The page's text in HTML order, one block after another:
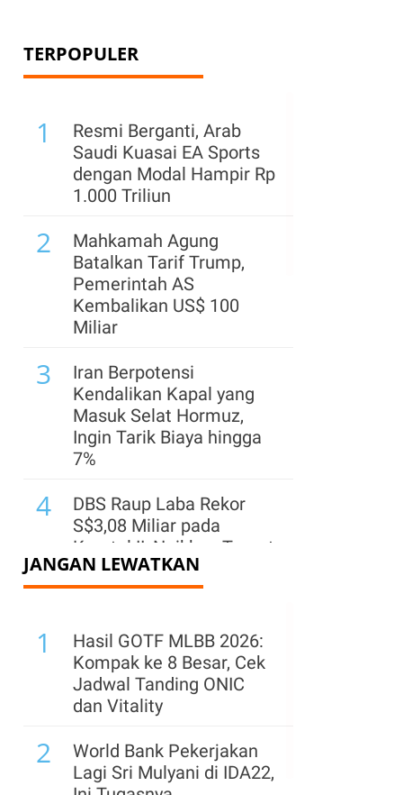
TERPOPULER
1
Resmi Berganti, Arab
Saudi Kuasai EA Sports
dengan Modal Hampir Rp
1.000 Triliun
2
Mahkamah Agung
Batalkan Tarif Trump,
Pemerintah AS
Kembalikan US$ 100
Miliar
3
Iran Berpotensi
Kendalikan Kapal yang
Masuk Selat Hormuz,
Ingin Tarik Biaya hingga
7%
4
DBS Raup Laba Rekor
S$3,08 Miliar pada
Kuartal II, Naikkan Target
2026
Turun Kamis (6/8) Pagi,
Brent ke US$ 79,08 & WTI
ke US$ 74,69
Trump Ungkap Sinyal
Positif dari Negosiasi
AS-Iran, Apa Isinya?
JANGAN LEWATKAN
1
Hasil GOTF MLBB 2026:
Kompak ke 8 Besar, Cek
Jadwal Tanding ONIC
dan Vitality
2
World Bank Pekerjakan
Lagi Sri Mulyani di IDA22,